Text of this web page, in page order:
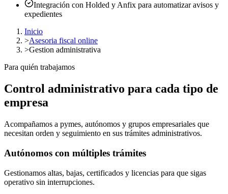
Integración con Holded y Anfix para automatizar avisos y
expedientes
Inicio
>Asesoria fiscal online
>Gestion administrativa
Para quién trabajamos
Control administrativo para cada tipo de
empresa
Acompañamos a pymes, autónomos y grupos empresariales que
necesitan orden y seguimiento en sus trámites administrativos.
Autónomos con múltiples trámites
Gestionamos altas, bajas, certificados y licencias para que sigas
operativo sin interrupciones.